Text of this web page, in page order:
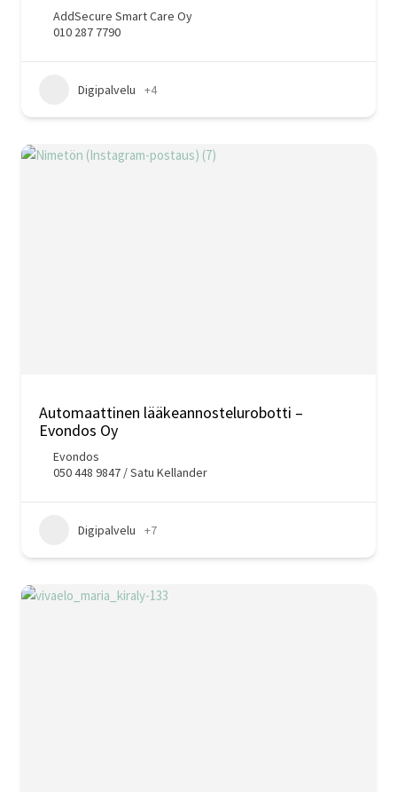
AddSecure Smart Care Oy
010 287 7790
Digipalvelu +4
Automaattinen lääkeannostelurobotti –
Evondos Oy
Evondos
050 448 9847 / Satu Kellander
Digipalvelu +7